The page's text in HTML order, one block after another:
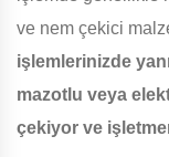
ve nem çekici
işlemlerinizde
mazotlu veya
çekiyor ve